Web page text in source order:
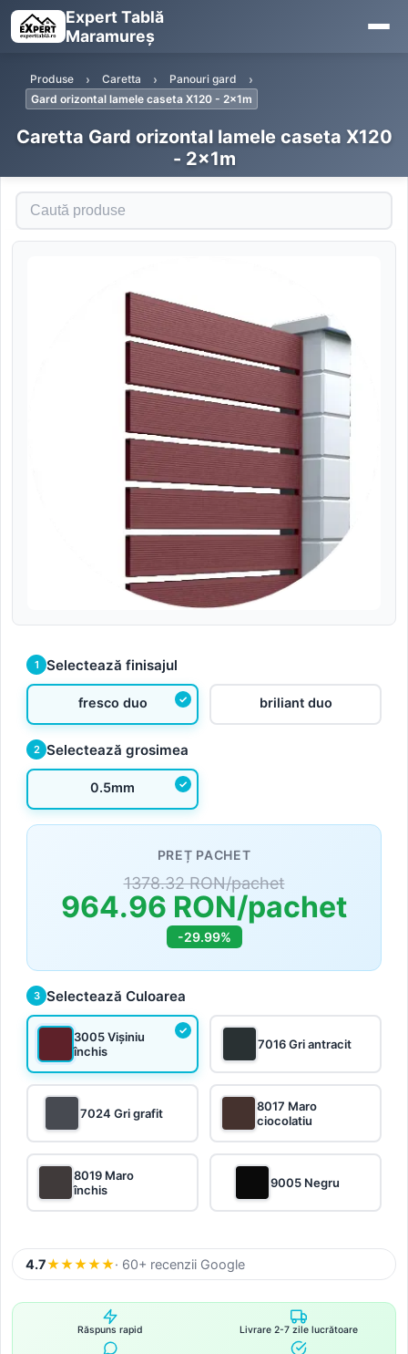
Expert Tablă
Maramureș
Produse Caretta
Panouri gard
Gard orizontal lamele caseta X120 - 2x1m
Caretta Gard orizontal lamele caseta X120
- 2x1m
Caută produse
1 Selectează finisajul
fresco duo briliant duo
2 Selectează grosimea
0.5mm
PREȚ PACHET
1378.32 RON/pachet
964.96 RON/pachet
-29.99%
3 Selectează Culoarea
3005 Vișiniu
închis
7016 Gri antracit
7024 Gri grafit
8017 Maro
ciocolatiu
8019 Maro
închis
9005 Negru
4.7★★★★★· 60+ recenzii Google
Răspuns rapid Livrare 2-7 zile lucrătoare